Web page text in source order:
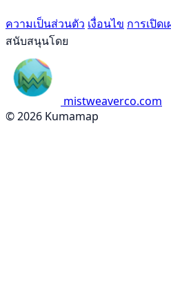
ความเป็นส่วนตัว เงื่อนไข การเปิด
สนับสนุนโดย
mistweaverco.com
© 2026 Kumamap